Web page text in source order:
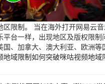
限制。 当在海外打开网易云
台一样，出现地区及版权限
、加拿大、澳大利亚、欧洲
地域限制 如何突破咪咕视频地域